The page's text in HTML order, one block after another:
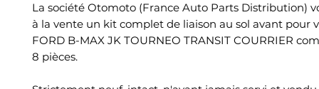
La société Otomoto (France Auto Parts Distribution)
à la vente un kit complet de liaison au sol avant pour
FORD B-MAX JK TOURNEO TRANSIT COURRIER
8 pièces.